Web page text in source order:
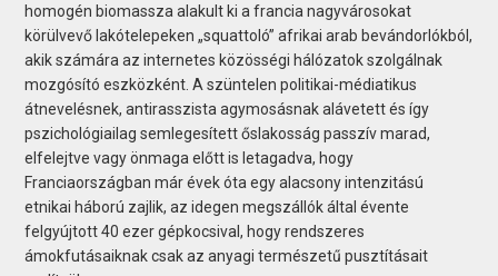
homogén biomassza alakult ki a francia nagyvárosokat
körülvevő lakótelepeken „squattoló” afrikai arab bevándorlókból,
akik számára az internetes közösségi hálózatok szolgálnak
mozgósító eszközként. A szüntelen politikai-médiatikus
átnevelésnek, antirasszista agymosásnak alávetett és így
pszichológiailag semlegesített őslakosság passzív marad,
elfelejtve vagy önmaga előtt is letagadva, hogy
Franciaországban már évek óta egy alacsony intenzitású
etnikai háború zajlik, az idegen megszállók által évente
felgyújtott 40 ezer gépkocsival, hogy rendszeres
ámokfutásaiknak csak az anyagi természetű pusztításait